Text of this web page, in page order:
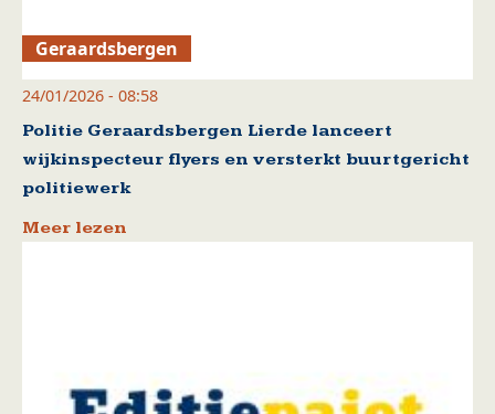
Geraardsbergen
24/01/2026 - 08:58
Politie Geraardsbergen Lierde lanceert
wijkinspecteur flyers en versterkt buurtgericht
politiewerk
Meer lezen